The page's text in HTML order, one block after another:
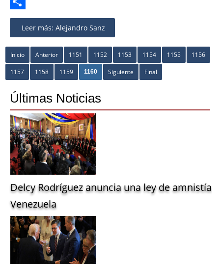
Share
Leer más: Alejandro Sanz
Inicio Anterior 1151 1152 1153 1154 1155 1156
1157 1158 1159 1160 Siguiente Final
Últimas Noticias
Delcy Rodríguez anuncia una ley de amnistía
Venezuela